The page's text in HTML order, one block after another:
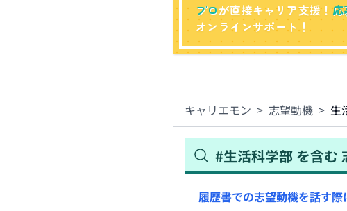
プロが直接キャリア支援！応
オンラインサポート！
キャリエモン > 志望動機 > 生
#生活科学部 を含む
履歴書での志望動機を話す